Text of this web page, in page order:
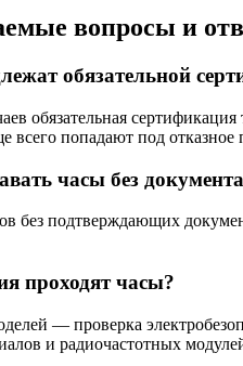
вопросы и
обязательной
обязательная
всего попадают под
часы без документа
без подтверждающих
проходят часы?
— проверка
и радиочастотных